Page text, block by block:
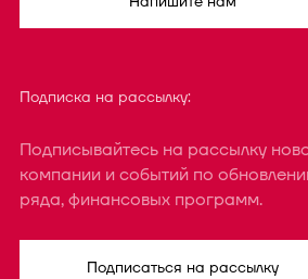
Подписка на рассылку:
Подписывайтесь на рассылку
компании и событий по
ряда, финансовых программ.
Подписаться на рассылку